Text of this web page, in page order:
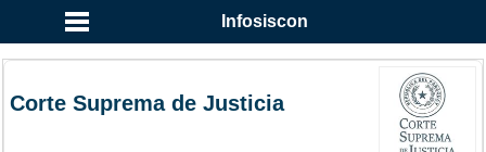
Infosiscon
Corte Suprema de Justicia